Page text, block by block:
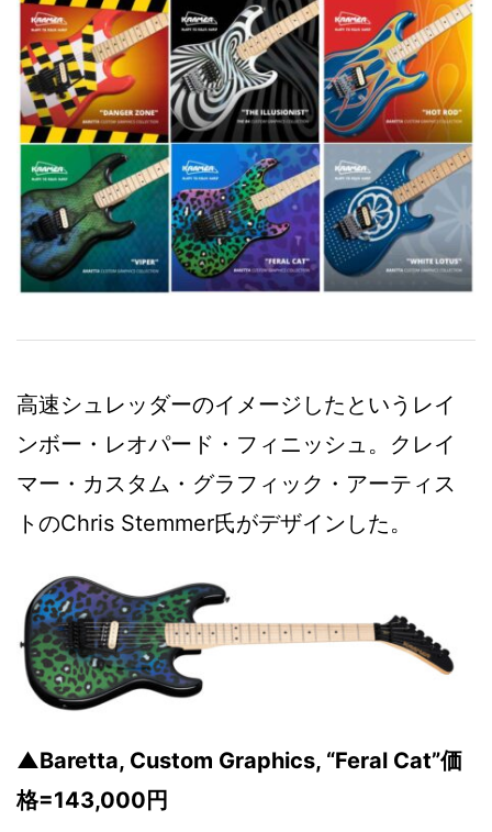
高速シュレッダーのイメージしたというレイ
ンボー・レオパード・フィニッシュ。クレイ
マー・カスタム・グラフィック・アーティス
トのChris Stemmer氏がデザインした。
▲Baretta, Custom Graphics, “Feral Cat”価
格=143,000円